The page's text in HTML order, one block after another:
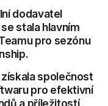
dodavatel
stala hlavním
pro sezónu
společnost
pro efektivní
a příležitostí